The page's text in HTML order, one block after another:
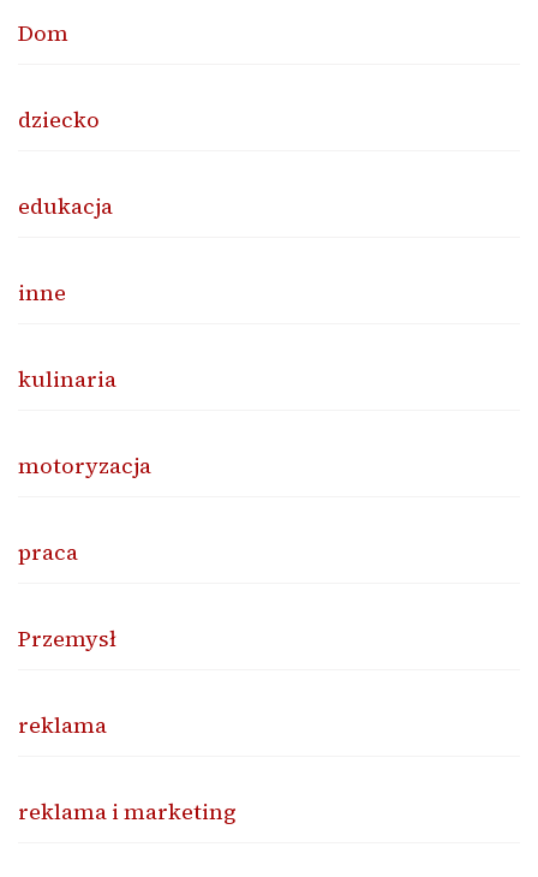
Dom
dziecko
edukacja
inne
kulinaria
motoryzacja
praca
Przemysł
reklama
reklama i marketing